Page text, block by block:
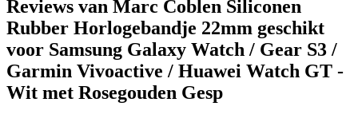
Reviews van Marc Coblen Siliconen
Rubber Horlogebandje 22mm geschikt
voor Samsung Galaxy Watch / Gear S3 /
Garmin Vivoactive / Huawei Watch GT -
Wit met Rosegouden Gesp